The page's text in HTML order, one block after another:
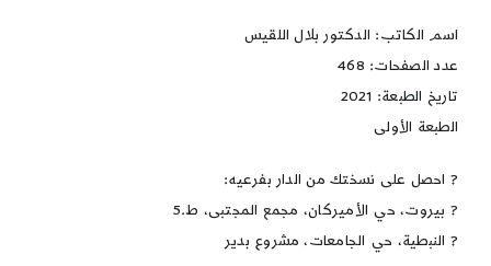
اسم الكاتب: الدكتور بلال اللقيس
عدد الصفحات: 468
تاريخ الطبعة: 2021
الطبعة الأولى
? احصل على نسختك من الدار بفرعيه:
? بيروت، حي الأميركان، مجمع المجتبى، ط.5
? النبطية، حي الجامعات، مشروع بدير